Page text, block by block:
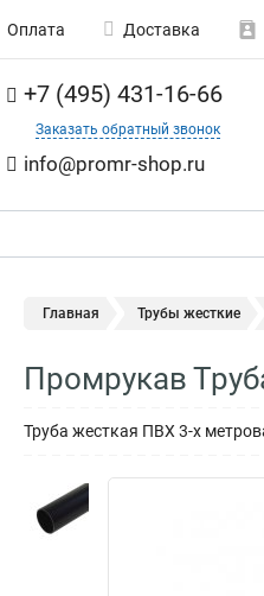
Оплата Доставка
+7 (495) 431-16-66
Заказать обратный звонок
info@promr-shop.ru
Главная Трубы жесткие
Промрукав
Труба жесткая ПВХ 3-х